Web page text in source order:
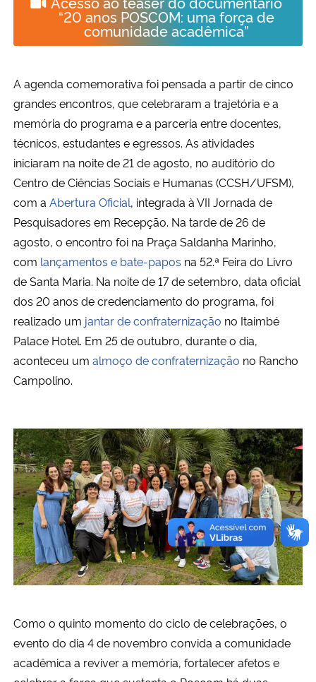
“20 anos POSCOM: uma força de
comunidade acadêmica”
A agenda comemorativa foi pensada a partir de cinco
grandes encontros, que celebraram a trajetória e a
memória do programa e a parceria entre docentes,
técnicos, estudantes e egressos. As atividades
iniciaram na noite de 21 de agosto, no auditório do
Centro de Ciências Sociais e Humanas (CCSH/UFSM),
com a Abertura Oficial, integrada à VII Jornada de
Pesquisadores em Recepção. Na tarde de 26 de
agosto, o encontro foi na Praça Saldanha Marinho,
com lançamentos e bate-papos na 52.ª Feira do Livro
de Santa Maria. Na noite de 17 de setembro, data oficial
dos 20 anos de credenciamento do programa, foi
realizado um jantar de confraternização no Itaimbé
Palace Hotel. Em 25 de outubro, durante o dia,
aconteceu um almoço de confraternização no Rancho
Campolino.
Como o quinto momento do ciclo de celebrações, o
evento do dia 4 de novembro convida a comunidade
acadêmica a reviver a memória, fortalecer afetos e